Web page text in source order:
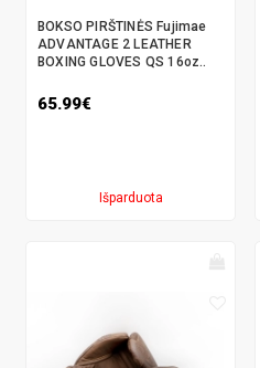
BOKSO PIRŠTINĖS Fujimae
ADVANTAGE 2 LEATHER
BOXING GLOVES QS 16oz..
65.99€
Išparduota